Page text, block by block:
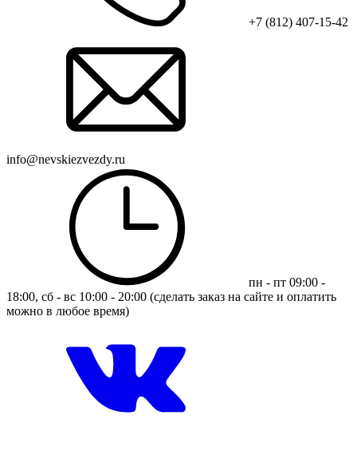
+7 (812) 407-15-42
info@nevskiezvezdy.ru
пн - пт 09:00 -
18:00, сб - вс 10:00 - 20:00 (сделать заказ на сайте и оплатить
можно в любое время)